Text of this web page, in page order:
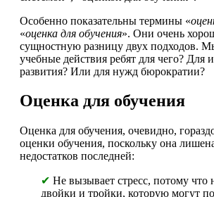
Особенно показательны термины «
«оценка для обучения». Они очень
сущностную разницу двух подходов.
учебные действия ребят для чего? Для
развития? Или для нужд бюрократии?
Оценка для обучения
Оценка для обучения, очевидно,
оценки обучения, поскольку она
недостатков последней:
✔ Не вызывает стресс, потому что
двойки и тройки, которую могут